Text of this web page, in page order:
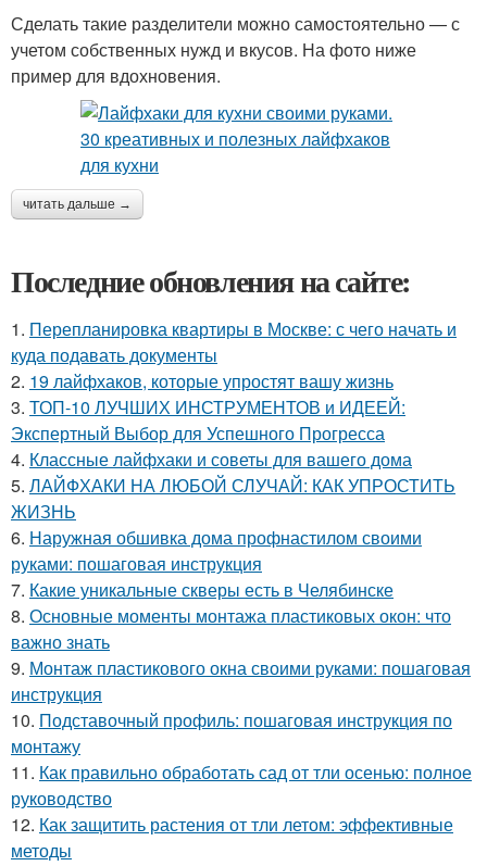
Сделать такие разделители можно самостоятельно — с
учетом собственных нужд и вкусов. На фото ниже
пример для вдохновения.
читать дальше →
Последние обновления на сайте:
1. Перепланировка квартиры в Москве: с чего начать и
куда подавать документы
2. 19 лайфхаков, которые упростят вашу жизнь
3. ТОП-10 ЛУЧШИХ ИНСТРУМЕНТОВ и ИДЕЕЙ:
Экспертный Выбор для Успешного Прогресса
4. Классные лайфхаки и советы для вашего дома
5. ЛАЙФХАКИ НА ЛЮБОЙ СЛУЧАЙ: КАК УПРОСТИТЬ
ЖИЗНЬ
6. Наружная обшивка дома профнастилом своими
руками: пошаговая инструкция
7. Какие уникальные скверы есть в Челябинске
8. Основные моменты монтажа пластиковых окон: что
важно знать
9. Монтаж пластикового окна своими руками: пошаговая
инструкция
10. Подставочный профиль: пошаговая инструкция по
монтажу
11. Как правильно обработать сад от тли осенью: полное
руководство
12. Как защитить растения от тли летом: эффективные
методы